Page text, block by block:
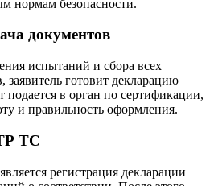
нормам безопасности.
документов
испытаний и сбора всех
готовит декларацию
подается в орган по сертификации,
и правильность оформления.
ТС
регистрация декларации